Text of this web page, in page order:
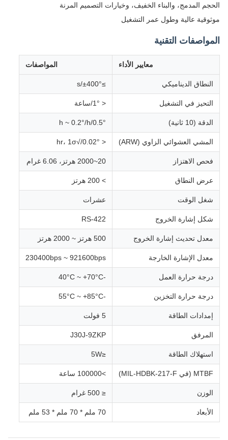
الحجم المدمج، والبناء الخفيف، وخيارات التصميم المرنة
موثوقية عالية وطول عمر التشغيل
المواصفات التقنية
معايير الأداء المواصفات
النطاق الديناميكي ≥±400°/s
التحيز في التشغيل < 1°/ساعة
الدقة (10 ثانية) 0.5°/h ~ 0.2°/h
المشي العشوائي الزاوي (ARW) < 0.02°/√hr، 1σ
فحص الاهتزاز 20~2000 هرتز، 6.06 غرام
عرض النطاق > 200 هرتز
شغل الوقت عشرات
شكل إشارة الخروج RS-422
معدل تحديث إشارة الخروج 500 هرتز ~ 2000 هرتز
معدل الإشارة الخارجة 230400bps ~ 921600bps
درجة حرارة العمل -40°C ~ +70°C
درجة حرارة التخزين -55°C ~ +85°C
إمدادات الطاقة 5 فولت
المرفق J30J-9ZKP
استهلاك الطاقة ≤5W
MTBF (في MIL-HDBK-217-F) >100000 ساعة
الوزن ≤ 500 غرام
الأبعاد 70 ملم * 70 ملم * 53 ملم